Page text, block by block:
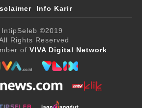
Info Karir
IntipSeleb ©2019
Rights Reserved
of VIVA Digital Network